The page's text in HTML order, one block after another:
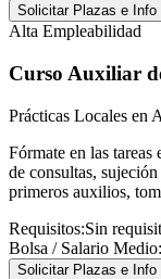
Solicitar Plazas e Info
Alta Empleabilidad
Curso Auxiliar
Prácticas Locales en
Fórmate en las tareas
de consultas,
primeros auxilios,
Requisitos:Sin
Bolsa / Salario Medio:
Solicitar Plazas e Info